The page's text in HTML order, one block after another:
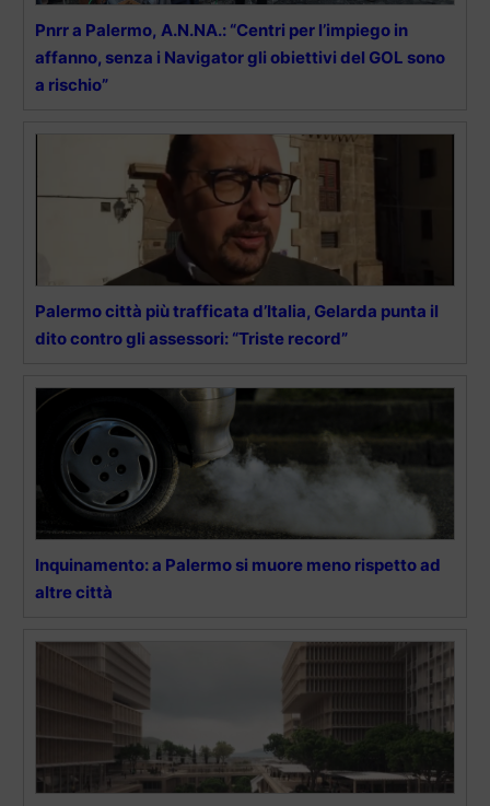
Pnrr a Palermo, A.N.NA.: “Centri per l’impiego in
affanno, senza i Navigator gli obiettivi del GOL sono
a rischio”
Palermo città più trafficata d’Italia, Gelarda punta il
dito contro gli assessori: “Triste record”
Inquinamento: a Palermo si muore meno rispetto ad
altre città